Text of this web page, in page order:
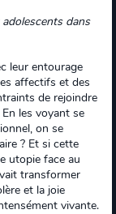
dans
leur entourage
affectifs et des
de rejoindre
les voyant se
on se
? Et si cette
utopie face au
transformer
et la joie
vivante.